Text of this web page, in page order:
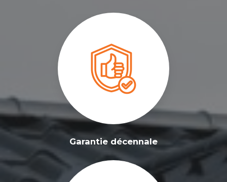
Garantie décennale